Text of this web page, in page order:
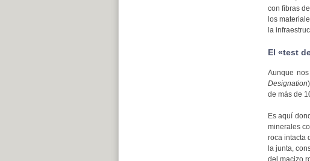
con fibras
los
la
El «test
Aunque
Designation
de más de
Es aquí
minerales
roca intacta
la junta,